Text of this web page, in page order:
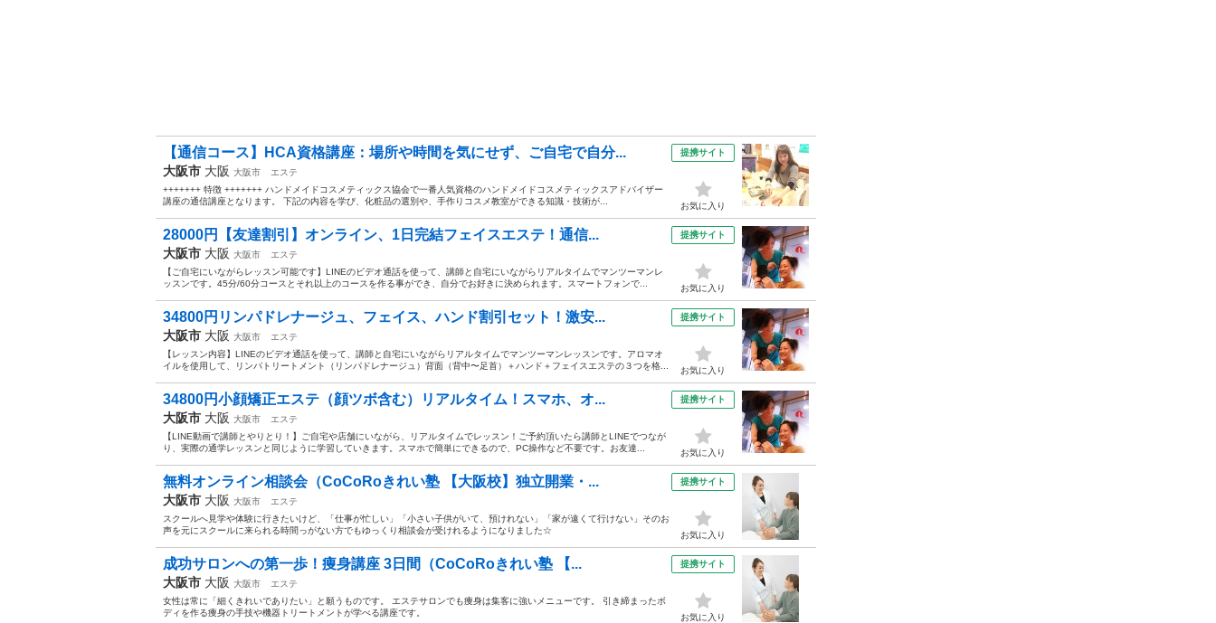
【通信コース】HCA資格講座：場所や時間を気にせず、ご自宅で自分...
大阪市 大阪 大阪市
エステ
+++++++ 特徴 +++++++ ハンドメイドコスメティックス協会で一番人気資格のハンドメイドコスメティックスアドバイザー
講座の通信講座となります。 下記の内容を学び、化粧品の選別や、手作りコスメ教室ができる知識・技術が...
提携サイト
お気に入り
28000円【友達割引】オンライン、1日完結フェイスエステ！通信...
大阪市 大阪 大阪市
エステ
【ご自宅にいながらレッスン可能です】LINEのビデオ通話を使って、講師と自宅にいながらリアルタイムでマンツーマンレ
ッスンです。45分/60分コースとそれ以上のコースを作る事ができ、自分でお好きに決められます。スマートフォンで...
提携サイト
お気に入り
34800円リンパドレナージュ、フェイス、ハンド割引セット！激安...
大阪市 大阪 大阪市
エステ
【レッスン内容】LINEのビデオ通話を使って、講師と自宅にいながらリアルタイムでマンツーマンレッスンです。アロマオ
イルを使用して、リンパトリートメント（リンパドレナージュ）背面（背中〜足首）＋ハンド＋フェイスエステの３つを格...
提携サイト
お気に入り
34800円小顔矯正エステ（顔ツボ含む）リアルタイム！スマホ、オ...
大阪市 大阪 大阪市
エステ
【LINE動画で講師とやりとり！】ご自宅や店舗にいながら、リアルタイムでレッスン！ご予約頂いたら講師とLINEでつなが
り、実際の通学レッスンと同じように学習していきます。スマホで簡単にできるので、PC操作など不要です。お友達...
提携サイト
お気に入り
無料オンライン相談会（CoCoRoきれい塾 【大阪校】独立開業・...
大阪市 大阪 大阪市
エステ
スクールへ見学や体験に行きたいけど、「仕事が忙しい」「小さい子供がいて、預けれない」「家が遠くて行けない」そのお
声を元にスクールに来られる時間っがない方でもゆっくり相談会が受けれるようになりました☆
提携サイト
お気に入り
成功サロンへの第一歩！痩身講座 3日間（CoCoRoきれい塾 【...
大阪市 大阪 大阪市
エステ
女性は常に「細くきれいでありたい」と願うものです。 エステサロンでも痩身は集客に強いメニューです。 引き締まったボ
ディを作る痩身の手技や機器トリートメントが学べる講座です。
提携サイト
お気に入り